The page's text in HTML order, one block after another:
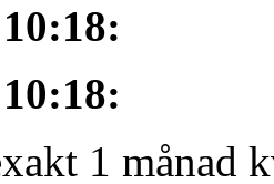
:
:
1 månad